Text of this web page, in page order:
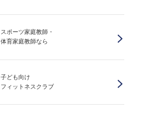
スポーツ家庭教師・
体育家庭教師なら
子ども向け
フィットネスクラブ